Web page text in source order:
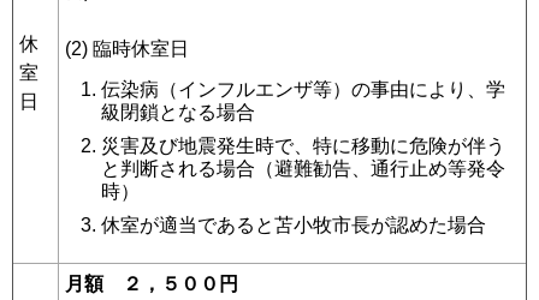
休
室
日
(2) 臨時休室日
伝染病（インフルエンザ等）の事由により、学
級閉鎖となる場合
災害及び地震発生時で、特に移動に危険が伴う
と判断される場合（避難勧告、通行止め等発令
時）
休室が適当であると苫小牧市長が認めた場合
月額 ２，５００円